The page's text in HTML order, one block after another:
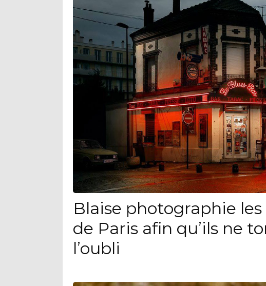
Blaise photographie
de Paris afin qu’ils ne
l’oubli